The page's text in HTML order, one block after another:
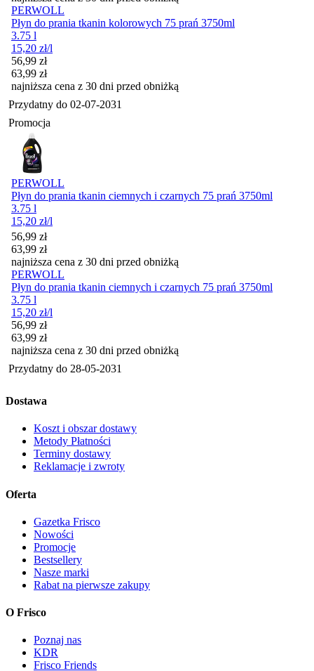
PERWOLL
Płyn do prania tkanin kolorowych 75 prań 3750ml
3.75 l
15,20 zł/l
Cena promocyjna
56,99 zł
63,99 zł
najniższa cena z 30 dni przed obniżką
Przydatny do 02-07-2031
Promocja
PERWOLL
Płyn do prania tkanin ciemnych i czarnych 75 prań 3750ml
3.75 l
15,20 zł/l
Cena promocyjna
56,99 zł
63,99 zł
najniższa cena z 30 dni przed obniżką
PERWOLL
Płyn do prania tkanin ciemnych i czarnych 75 prań 3750ml
3.75 l
15,20 zł/l
Cena promocyjna
56,99 zł
63,99 zł
najniższa cena z 30 dni przed obniżką
Przydatny do 28-05-2031
Dostawa
Koszt i obszar dostawy
Metody Płatności
Terminy dostawy
Reklamacje i zwroty
Oferta
Gazetka Frisco
Nowości
Promocje
Bestsellery
Nasze marki
Rabat na pierwsze zakupy
O Frisco
Poznaj nas
KDR
Frisco Friends